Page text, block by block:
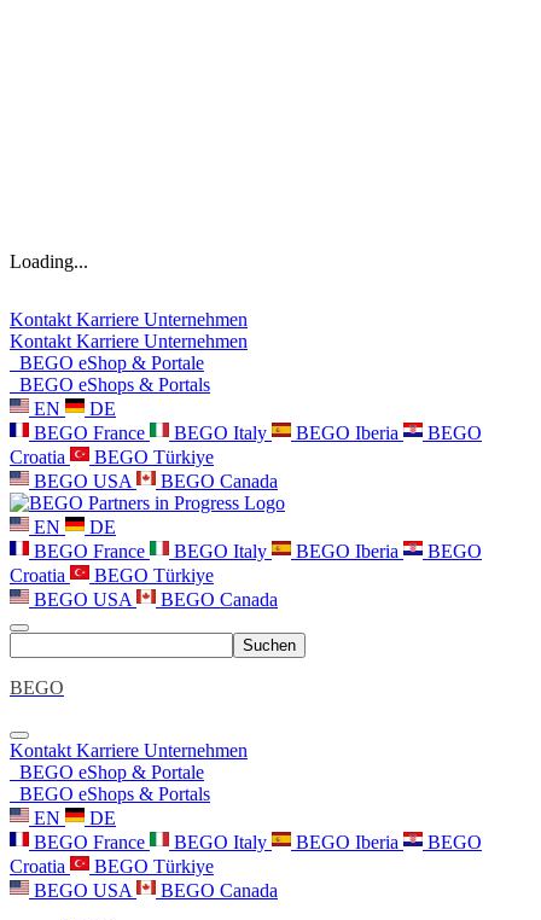
Loading...
Kontakt Karriere Unternehmen
Kontakt Karriere Unternehmen
BEGO eShop & Portale
BEGO eShops & Portals
EN
DE
BEGO France
BEGO Italy BEGO Iberia
BEGO
Croatia
BEGO Türkiye
BEGO USA
BEGO Canada
EN
DE
BEGO France
BEGO Italy BEGO Iberia
BEGO
Croatia
BEGO Türkiye
BEGO USA
BEGO Canada
Suchen
BEGO
Kontakt Karriere Unternehmen
BEGO eShop & Portale
BEGO eShops & Portals
EN
DE
BEGO France
BEGO Italy BEGO Iberia
BEGO
Croatia
BEGO Türkiye
BEGO USA
BEGO Canada